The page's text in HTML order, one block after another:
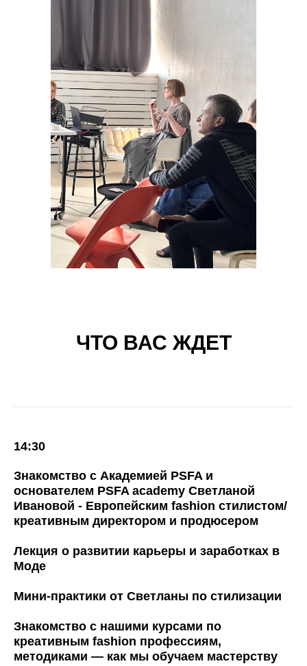
ЧТО ВАС ЖДЕТ
14:30
Знакомство с Академией PSFA и
основателем PSFA academy Светланой
Ивановой - Европейским fashion стилистом/
креативным директором и продюсером
Лекция о развитии карьеры и заработках в
Моде
Мини-практики от Светланы по стилизации
Знакомство с нашими курсами по
креативным fashion профессиям,
методиками — как мы обучаем мастерству